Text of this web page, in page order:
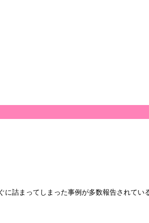
詰まってしまった事例が多数報告されてい